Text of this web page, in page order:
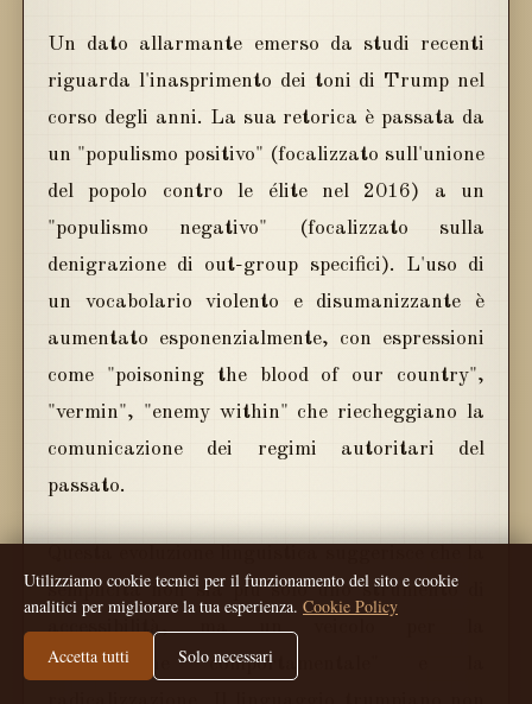
Un dato allarmante emerso da studi recenti
riguarda l'inasprimento dei toni di Trump nel
corso degli anni. La sua retorica è passata da
un "populismo positivo" (focalizzato sull'unione
del popolo contro le élite nel 2016) a un
"populismo negativo" (focalizzato sulla
denigrazione di out-group specifici). L'uso di
un vocabolario violento e disumanizzante è
aumentato esponenzialmente, con espressioni
come "poisoning the blood of our country",
"vermin", "enemy within" che riecheggiano la
comunicazione dei regimi autoritari del
passato.
semplicità non sia più solo uno strumento di
accessibilità, ma un veicolo per la
"disinibizione comportamentale" e la
Utilizziamo cookie tecnici per il funzionamento del sito e cookie
analitici per migliorare la tua esperienza. Cookie Policy
Accetta tutti Solo necessari